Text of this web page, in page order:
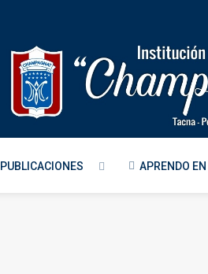
PUBLICACIONES APRENDO